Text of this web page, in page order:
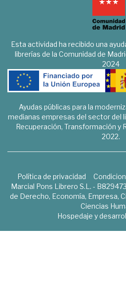
Esta actividad ha recibido una
librerías de la Comunidad de
2024
Ayudas públicas para la
medianas empresas del sector del
Recuperación, Transformación y
2022.
Política de privacidad
Marcial Pons Librero S.L. -
de Derecho, Economía, Empresa,
Ciencias
Hospedaje y